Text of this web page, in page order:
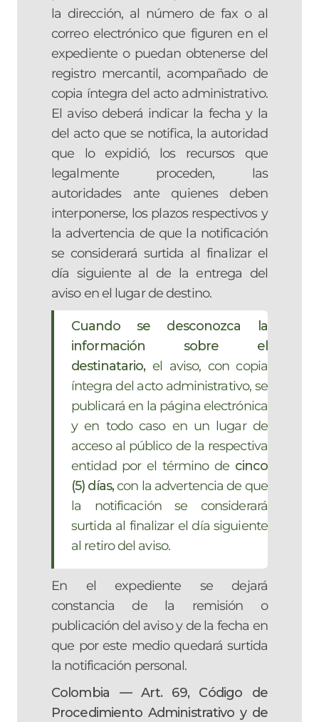
la dirección, al número de fax o al
correo electrónico que figuren en el
expediente o puedan obtenerse del
registro mercantil, acompañado de
copia íntegra del acto administrativo.
El aviso deberá indicar la fecha y la
del acto que se notifica, la autoridad
que lo expidió, los recursos que
legalmente proceden, las
autoridades ante quienes deben
interponerse, los plazos respectivos y
la advertencia de que la notificación
se considerará surtida al finalizar el
día siguiente al de la entrega del
aviso en el lugar de destino.
Cuando se desconozca la
información sobre el
destinatario,el aviso, con copia
íntegra del acto administrativo, se
publicará en la página electrónica
y en todo caso en un lugar de
acceso al público de la respectiva
entidad por el término de cinco
(5) días,con la advertencia de que
la notificación se considerará
surtida al finalizar el día siguiente
al retiro del aviso.
En el expediente se dejará
constancia de la remisión o
publicación del aviso y de la fecha en
que por este medio quedará surtida
la notificación personal.
Colombia — Art. 69, Código de
Procedimiento Administrativo y de